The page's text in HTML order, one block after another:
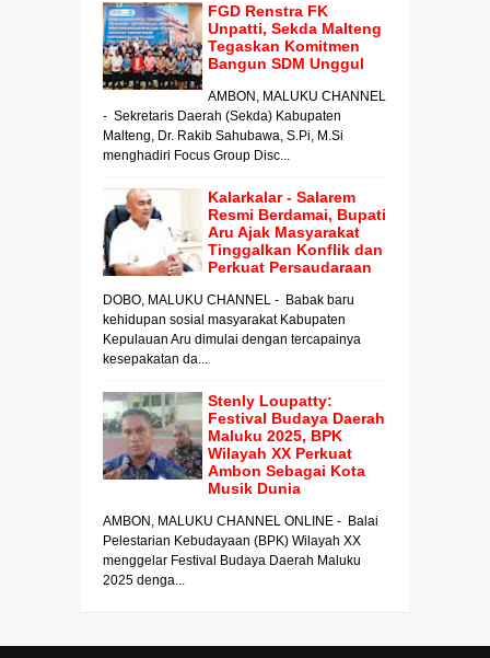
FGD Renstra FK
Unpatti, Sekda Malteng
Tegaskan Komitmen
Bangun SDM Unggul
AMBON, MALUKU CHANNEL
- Sekretaris Daerah (Sekda) Kabupaten
Malteng, Dr. Rakib Sahubawa, S.Pi, M.Si
menghadiri Focus Group Disc...
Kalarkalar - Salarem
Resmi Berdamai, Bupati
Aru Ajak Masyarakat
Tinggalkan Konflik dan
Perkuat Persaudaraan
DOBO, MALUKU CHANNEL - Babak baru
kehidupan sosial masyarakat Kabupaten
Kepulauan Aru dimulai dengan tercapainya
kesepakatan da...
Stenly Loupatty:
Festival Budaya Daerah
Maluku 2025, BPK
Wilayah XX Perkuat
Ambon Sebagai Kota
Musik Dunia
AMBON, MALUKU CHANNEL ONLINE - Balai
Pelestarian Kebudayaan (BPK) Wilayah XX
menggelar Festival Budaya Daerah Maluku
2025 denga...